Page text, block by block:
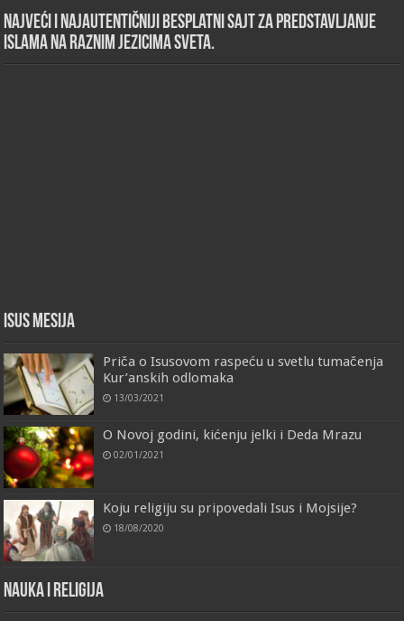
Najveći i najautentičniji besplatni sajt za predstavljanje
islama na raznim jezicima sveta.
Isus Mesija
Priča o Isusovom raspeću u svetlu tumačenja
Kur’anskih odlomaka
13/03/2021
O Novoj godini, kićenju jelki i Deda Mrazu
02/01/2021
Koju religiju su pripovedali Isus i Mojsije?
18/08/2020
Nauka i religija